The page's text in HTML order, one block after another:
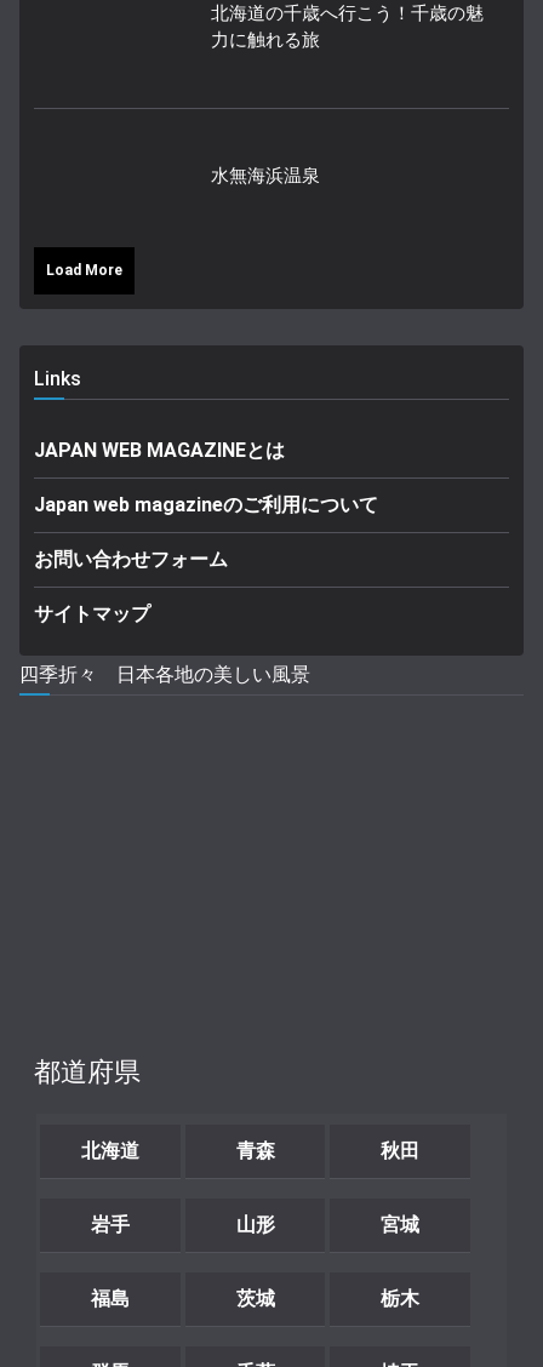
北海道の千歳へ行こう！千歳の魅
力に触れる旅
水無海浜温泉
Load More
Links
JAPAN WEB MAGAZINEとは
Japan web magazineのご利用について
お問い合わせフォーム
サイトマップ
四季折々 日本各地の美しい風景
都道府県
北海道 青森 秋田
岩手 山形 宮城
福島 茨城 栃木